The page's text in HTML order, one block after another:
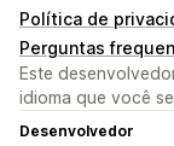
Política de
Perguntas
Este
idioma que você
Desenvolvedor